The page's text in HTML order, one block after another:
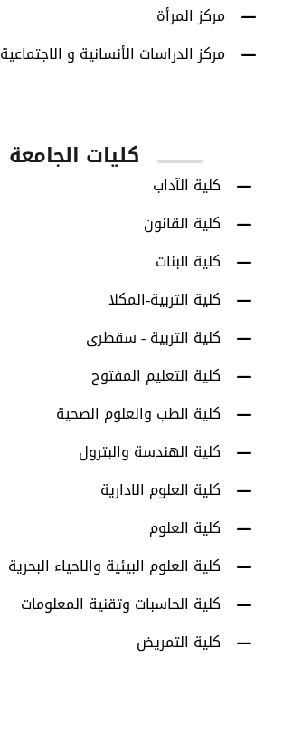
مركز المرأة
مركز الدراسات الأنسانية و الاجتماعية
كليات الجامعة
كلية الآداب
كلية القانون
كلية البنات
كلية التربية-المكلا
كلية التربية - سقطرى
كلية التعليم المفتوح
كلية الطب والعلوم الصحية
كلية الهندسة والبترول
كلية العلوم الادارية
كلية العلوم
كلية العلوم البيئية والاحياء البحرية
كلية الحاسبات وتقنية المعلومات
كلية التمريض